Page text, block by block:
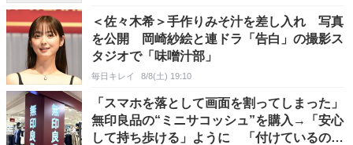
＜佐々木希＞手作りみそ汁を差し入れ 写真
を公開 岡崎紗絵と連ドラ「告白」の撮影ス
タジオで「味噌汁部」
毎日キレイ 8/8(土) 19:10
「スマホを落として画面を割ってしまった」
無印良品の“ミニサコッシュ”を購入→「安心
して持ち歩ける」ように 「付けているのを